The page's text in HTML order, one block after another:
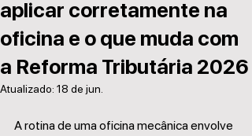
aplicar corretamente na
oficina e o que muda com
a Reforma Tributária 2026
Atualizado: 18 de jun.
A rotina de uma oficina mecânica envolve